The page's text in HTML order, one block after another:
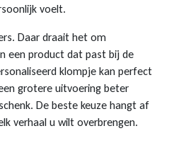
voelt.
Daar draait het om
een product dat past bij de
klompje kan perfect
grotere uitvoering beter
De beste keuze hangt af
verhaal u wilt overbrengen.